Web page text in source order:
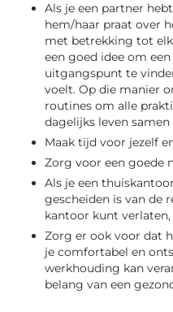
Als je een partner
hem/haar praat over
met betrekking tot
een goed idee om
uitgangspunt te
voelt. Op die manier
routines om alle
dagelijks leven samen
Maak tijd voor jezelf
Zorg voor een goede
Als je een
gescheiden is van de
kantoor kunt
Zorg er ook voor dat
je comfortabel en
werkhouding kan
belang van een